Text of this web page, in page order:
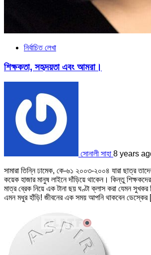
নির্বাচিত লেখা
শিক্ষকতা, সহৃদয়তা এবং আমরা।
সোনালী সাহা 8 years
সামারা তিন্নি ঢামেক, কে-৬১ ২০০৩-২০০৪ যারা ছাত্র
কয়েক হাজার মানুষ লাইনে দাঁড়িয়ে থাকেন। কিন্তু
মাত্র ব্রেক নিয়ে এক টানা ছয় ঘণ্টা ক্লাস করা যেমন সুখকর
এমন মধুর হাঁড়ি! জীবনের এক সময় আপনি থাকবেন